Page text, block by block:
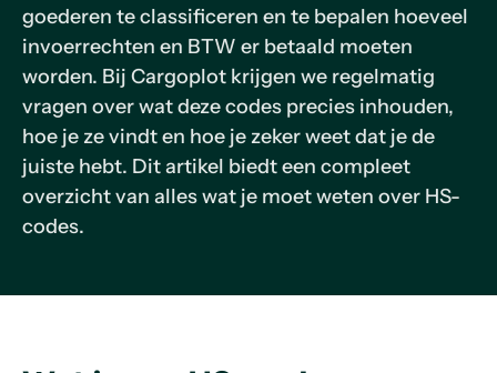
goederen te classificeren en te bepalen hoeveel
invoerrechten en BTW er betaald moeten
worden. Bij Cargoplot krijgen we regelmatig
vragen over wat deze codes precies inhouden,
hoe je ze vindt en hoe je zeker weet dat je de
juiste hebt. Dit artikel biedt een compleet
overzicht van alles wat je moet weten over HS-
codes.